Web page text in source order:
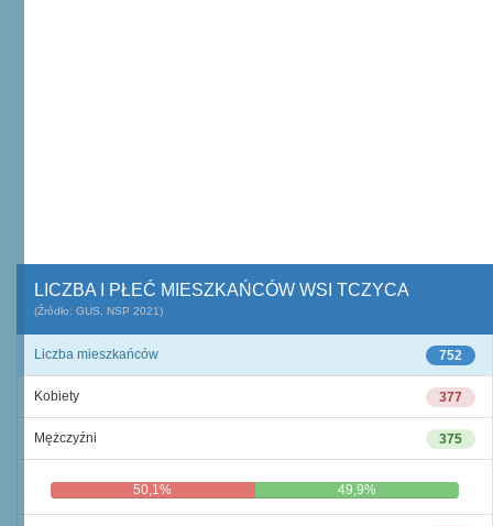
LICZBA I PŁEĆ MIESZKAŃCÓW WSI TCZYCA
(Źródło: GUS, NSP 2021)
752
Liczba mieszkańców
377
Kobiety
375
Mężczyźni
50,1% 49,9%